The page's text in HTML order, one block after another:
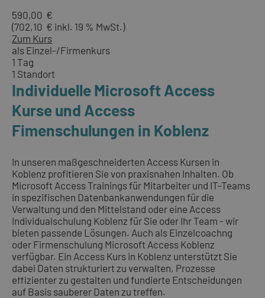
590,00 €
(702,10 € inkl. 19 % MwSt.)
Zum Kurs
als Einzel-/Firmenkurs
1 Tag
1 Standort
Individuelle Microsoft Access
Kurse und Access
Fimenschulungen in Koblenz
In unseren maßgeschneiderten Access Kursen in
Koblenz profitieren Sie von praxisnahen Inhalten. Ob
Microsoft Access Trainings für Mitarbeiter und IT-Teams
in spezifischen Datenbankanwendungen für die
Verwaltung und den Mittelstand oder eine Access
Individualschulung Koblenz für Sie oder Ihr Team - wir
bieten passende Lösungen. Auch als Einzelcoachng
oder Firmenschulung Microsoft Access Koblenz
verfügbar. Ein Access Kurs in Koblenz unterstützt Sie
dabei Daten strukturiert zu verwalten, Prozesse
effizienter zu gestalten und fundierte Entscheidungen
auf Basis sauberer Daten zu treffen.